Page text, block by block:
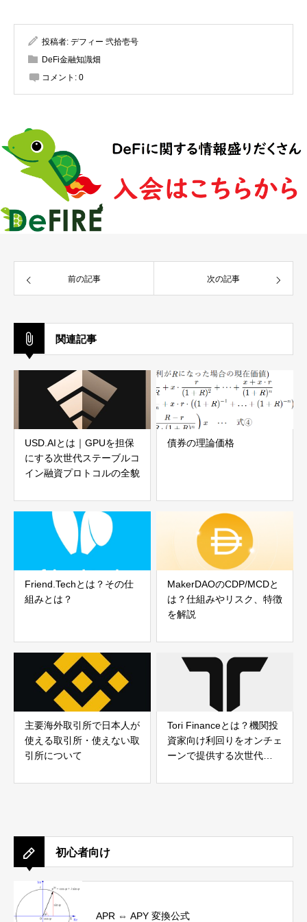
投稿者: デフィー 弐拾壱号
DeFi金融知識畑
コメント: 0
前の記事 次の記事
関連記事
USD.AIとは｜GPUを担保
にする次世代ステーブルコ
イン融資プロトコルの全貌
債券の理論価格
Friend.Techとは？その仕
組みとは？
MakerDAOのCDP/MCDと
は？仕組みやリスク、特徴
を解説
主要海外取引所で日本人が
使える取引所・使えない取
引所について
Tori Financeとは？機関投
資家向け利回りをオンチェ
ーンで提供する次世代
初心者向け
APR ⇔ APY 変換公式